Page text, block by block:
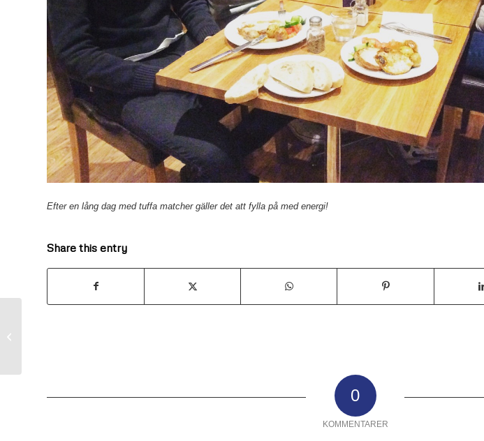
Efter en lång dag med tuffa matcher gäller det att fylla på med energi!
Share this entry
0
KOMMENTARER